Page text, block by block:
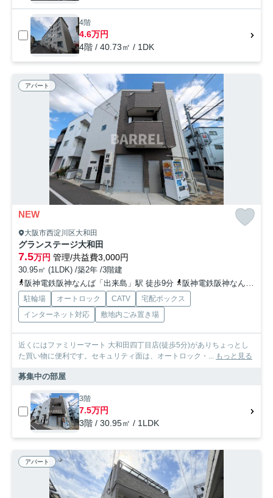
4階
4.6万円
4階 / 40.73㎡ / 1DK
アパート
NEW
大阪市西淀川区大和田
グランステージ大和田
7.5万円 管理/共益費3,000円
30.95㎡ (1LDK) /築2年 /3階建
阪神電鉄阪神なんば「出来島」駅 徒歩9分
阪神電鉄阪神なんば「福」駅 徒歩15分
駐輪場 オートロック CATV
宅配ボックス
インターネット対応
敷地内ごみ置き場
近くにはファミリーマート 大和田四丁目店(徒歩5分)がありちょっとし
た買い物に便利です。セキュリティ面は、オートロック・... もっと見る
募集中の部屋
3階
7.5万円
3階 / 30.95㎡ / 1LDK
アパート